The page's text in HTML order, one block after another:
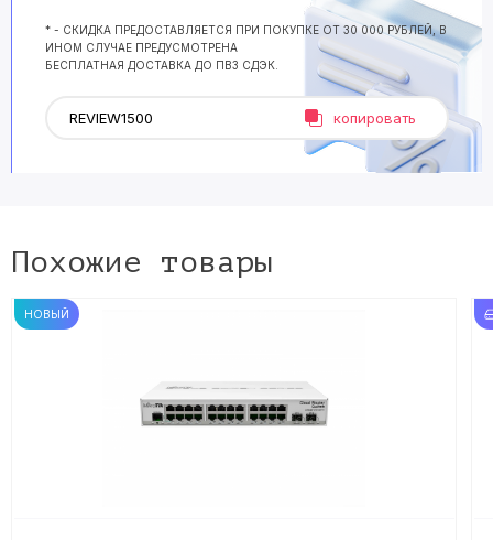
* - СКИДКА ПРЕДОСТАВЛЯЕТСЯ ПРИ ПОКУПКЕ ОТ 30 000 РУБЛЕЙ, В
ИНОМ СЛУЧАЕ ПРЕДУСМОТРЕНА
БЕСПЛАТНАЯ ДОСТАВКА ДО ПВЗ СДЭК.
копировать
Похожие товары
НОВЫЙ